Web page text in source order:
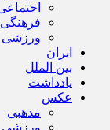
فرهنگی
ورزشی
ایران
بین الملل
یادداشت
عکس
مذهبی
ورزشی